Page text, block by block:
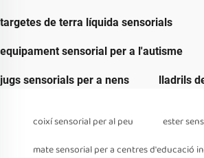
targetes de terra líquida sensorials
equipament sensorial per a l'autisme
jugs sensorials per a nens lladrils
coixí sensorial per al peu
ester
mate sensorial per a centres d'educació